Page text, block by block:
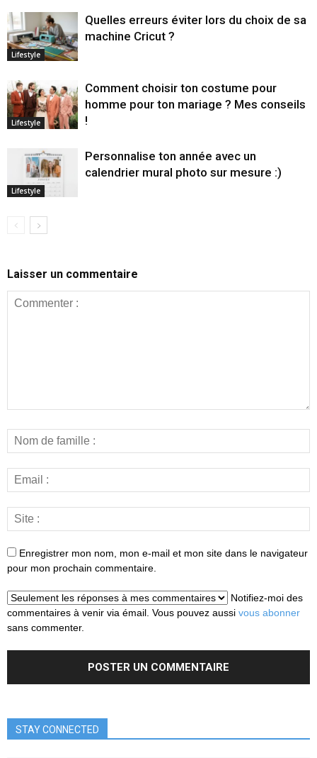
Lifestyle
Quelles erreurs éviter lors du choix de sa
machine Cricut ?
Lifestyle
Comment choisir ton costume pour
homme pour ton mariage ? Mes conseils
!
Lifestyle
Personnalise ton année avec un
calendrier mural photo sur mesure :)
Laisser un commentaire
Enregistrer mon nom, mon e-mail et mon site dans le navigateur
pour mon prochain commentaire.
Notifiez-moi des
commentaires à venir via émail. Vous pouvez aussi vous abonner
sans commenter.
STAY CONNECTED